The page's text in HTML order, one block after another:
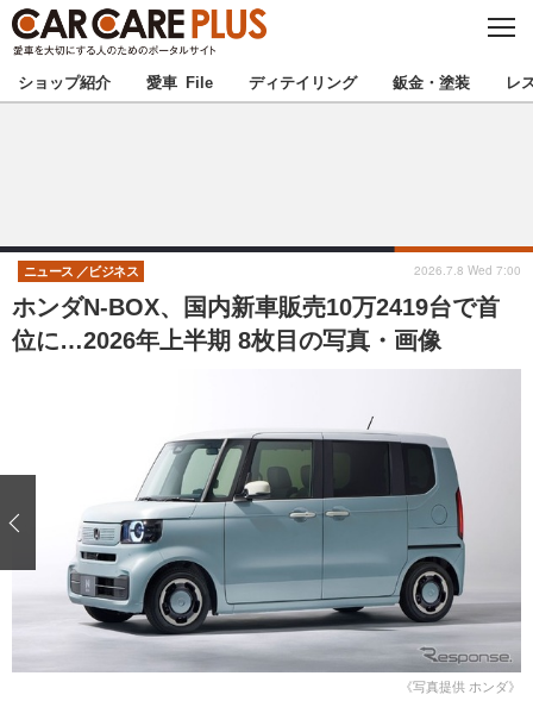
C
S
E
★カーケアプラス認定★ 厳選プロショップを地域から探す
甲信越 北陸
東海 関西
沖縄
ショップレポート 愛車 File
自動車豆知識 ストップ！不具合修理＆粗悪修理
鈑金・塗装
ディテイリング
ディテイリング 洗車
ヘッドライト磨き コーティング
鈑金・塗装
小キズ直し
特集記事
カーメーカー「旧車」関連プロジェ
ショップ紹介 愛車 File ディテイリング 鈑金・塗装 レ
ホンダN-BOX、国内新車販売10万2419台で首
位に…2026年上半期 8枚目の写真・画像
ニュース ビジネス 2026.7.8 Wed 7:00
《写真提供 ホンダ》